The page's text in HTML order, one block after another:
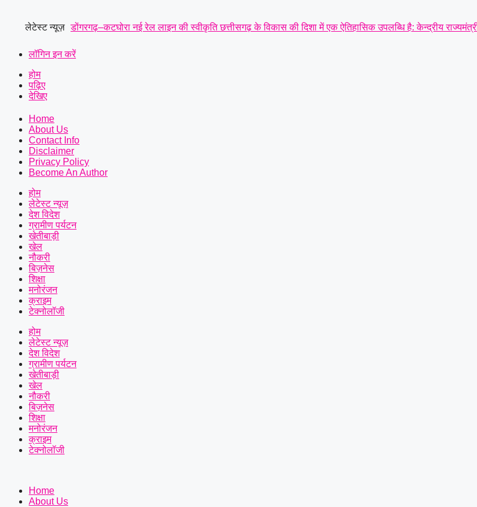
contentलेटेस्ट न्यूज़ डोंगरगढ़–कटघोरा नई रेल लाइन की स्वीकृति छत्तीसगढ़ के विकास की दिशा में एक ऐतिहासिक उपलब्धि है: केन्द्रीय
मंजूर किए 21.81 करोड़ उपमुख्यमंत्री साव के अनुमोदन के बाद
लॉगिन इन करें
होम
पढ़िए
देखिए
Home
About Us
Contact Info
Disclaimer
Privacy Policy
Become An Author
होम
लेटेस्ट न्यूज़
देश विदेश
ग्रामीण पर्यटन
खेतीबाड़ी
खेल
नौकरी
बिज़नेस
शिक्षा
मनोरंजन
क्राइम
टेक्नोलॉजी
होम
लेटेस्ट न्यूज़
देश विदेश
ग्रामीण पर्यटन
खेतीबाड़ी
खेल
नौकरी
बिज़नेस
शिक्षा
मनोरंजन
क्राइम
टेक्नोलॉजी
Home
About Us